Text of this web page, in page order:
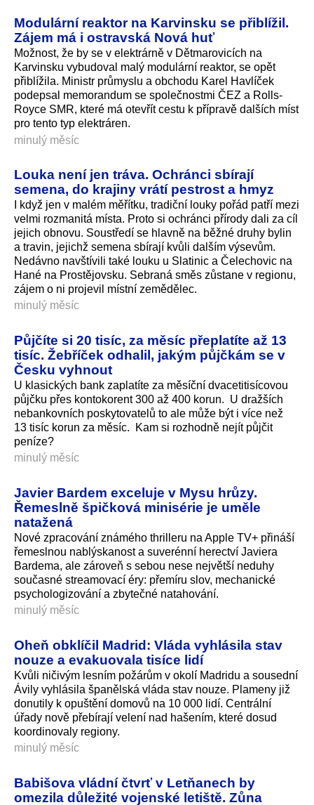
Modulární reaktor na Karvinsku se přiblížil.
Zájem má i ostravská Nová huť
Možnost, že by se v elektrárně v Dětmarovicích na
Karvinsku vybudoval malý modulární reaktor, se opět
přiblížila. Ministr průmyslu a obchodu Karel Havlíček
podepsal memorandum se společnostmi ČEZ a Rolls-
Royce SMR, které má otevřít cestu k přípravě dalších míst
pro tento typ elektráren.
minulý měsíc
Louka není jen tráva. Ochránci sbírají
semena, do krajiny vrátí pestrost a hmyz
I když jen v malém měřítku, tradiční louky pořád patří mezi
velmi rozmanitá místa. Proto si ochránci přírody dali za cíl
jejich obnovu. Soustředí se hlavně na běžné druhy bylin
a travin, jejichž semena sbírají kvůli dalším výsevům.
Nedávno navštívili také louku u Slatinic a Čelechovic na
Hané na Prostějovsku. Sebraná směs zůstane v regionu,
zájem o ni projevil místní zemědělec.
minulý měsíc
Půjčíte si 20 tisíc, za měsíc přeplatíte až 13
tisíc. Žebříček odhalil, jakým půjčkám se v
Česku vyhnout
U klasických bank zaplatíte za měsíční dvacetitisícovou
půjčku přes kontokorent 300 až 400 korun. U dražších
nebankovních poskytovatelů to ale může být i více než
13 tisíc korun za měsíc. Kam si rozhodně nejít půjčit
peníze?
minulý měsíc
Javier Bardem exceluje v Mysu hrůzy.
Řemeslně špičková minisérie je uměle
natažená
Nové zpracování známého thrilleru na Apple TV+ přináší
řemeslnou nablýskanost a suverénní herectví Javiera
Bardema, ale zároveň s sebou nese největší neduhy
současné streamovací éry: přemíru slov, mechanické
psychologizování a zbytečné natahování.
minulý měsíc
Oheň obklíčil Madrid: Vláda vyhlásila stav
nouze a evakuovala tisíce lidí
Kvůli ničivým lesním požárům v okolí Madridu a sousední
Ávily vyhlásila španělská vláda stav nouze. Plameny již
donutily k opuštění domovů na 10 000 lidí. Centrální
úřady nově přebírají velení nad hašením, které dosud
koordinovaly regiony.
minulý měsíc
Babišova vládní čtvrť v Letňanech by
omezila důležité vojenské letiště. Zůna